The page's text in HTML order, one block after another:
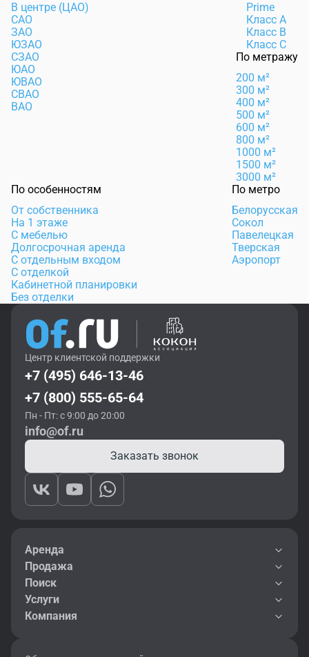
В центре (ЦАО)
САО
ЗАО
ЮЗАО
СЗАО
ЮАО
ЮВАО
СВАО
ВАО
Prime
Класс А
Класс B
Класс C
По метражу
200 м²
300 м²
400 м²
500 м²
600 м²
800 м²
1000 м²
1500 м²
3000 м²
По особенностям
От собственника
На 1 этаже
С мебелью
Долгосрочная аренда
С отдельным входом
С отделкой
Кабинетной планировки
Без отделки
По метро
Белорусская
Сокол
Павелецкая
Тверская
Аэропорт
Центр клиентской поддержки
+7 (495) 646-13-46
+7 (800) 555-65-64
Пн - Пт: с 9:00 до 20:00
info@of.ru
Заказать звонок
Аренда
Продажа
Поиск
Услуги
Компания